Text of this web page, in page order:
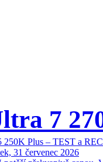
7
250K Plus – TEST a
31 červenec 2026